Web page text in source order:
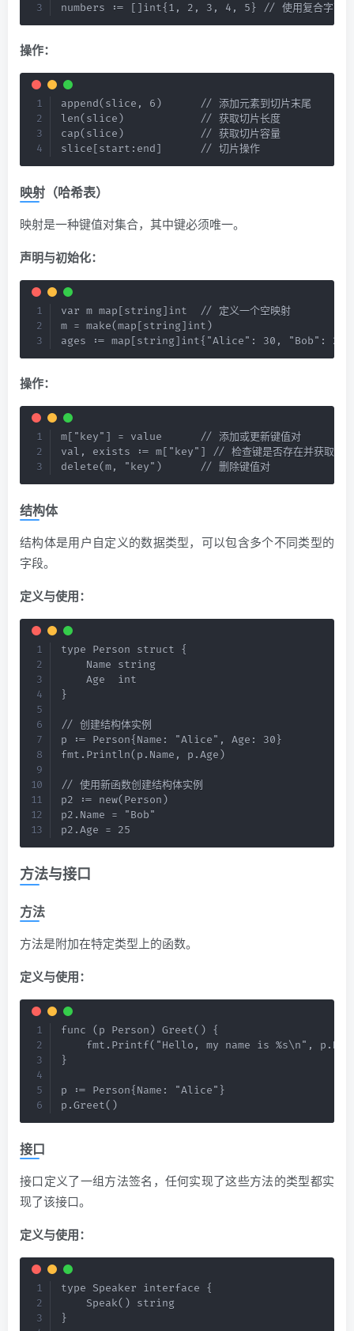
numbers := []int{1, 2, 3, 4, 5} // 使用复合字面量
操作：
append(slice, 6)      // 添加元素到切片末尾
len(slice)            // 获取切片长度
cap(slice)            // 获取切片容量
slice[start:end]      // 切片操作
映射（哈希表）
映射是一种键值对集合，其中键必须唯一。
声明与初始化：
var m map[string]int  // 定义一个空映射
m = make(map[string]int)
ages := map[string]int{"Alice": 30, "Bob": 25}
操作：
m["key"] = value      // 添加或更新键值对
val, exists := m["key"] // 检查键是否存在并获取其值
delete(m, "key")      // 删除键值对
结构体
结构体是用户自定义的数据类型，可以包含多个不同类型的
字段。
定义与使用：
type Person struct {
    Name string
    Age  int
}
// 创建结构体实例
p := Person{Name: "Alice", Age: 30}
fmt.Println(p.Name, p.Age)
// 使用新函数创建结构体实例
p2 := new(Person)
p2.Name = "Bob"
p2.Age = 25
方法与接口
方法
方法是附加在特定类型上的函数。
定义与使用：
func (p Person) Greet() {
fmt.Printf("Hello, my name is %s\n",
}
p := Person{Name: "Alice"}
p.Greet()
接口
接口定义了一组方法签名，任何实现了这些方法的类型都实
现了该接口。
定义与使用：
type Speaker interface {
    Speak() string
}